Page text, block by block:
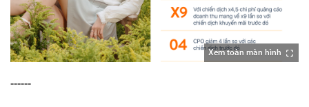
Xem toàn màn hình
------